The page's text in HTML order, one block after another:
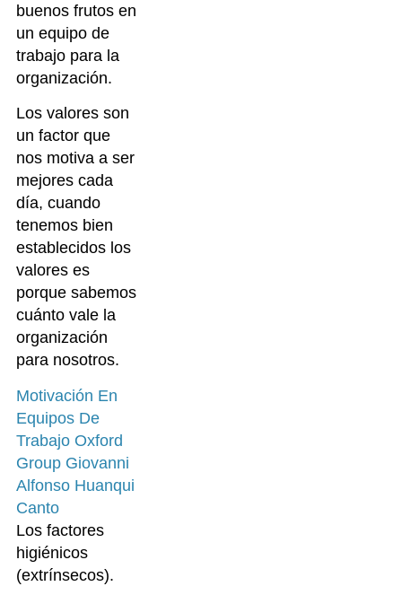
buenos frutos en
un equipo de
trabajo para la
organización.
Los valores son
un factor que
nos motiva a ser
mejores cada
día, cuando
tenemos bien
establecidos los
valores es
porque sabemos
cuánto vale la
organización
para nosotros.
Motivación En
Equipos De
Trabajo Oxford
Group Giovanni
Alfonso Huanqui
Canto
Los factores
higiénicos
(extrínsecos).